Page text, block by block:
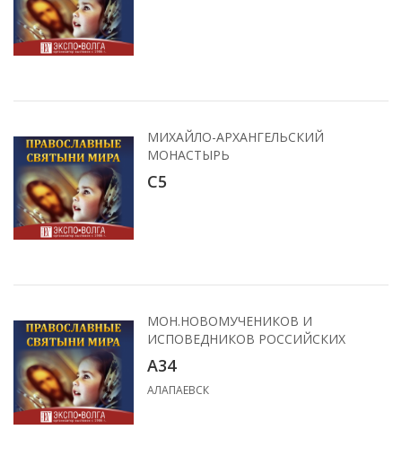
МИХАЙЛО-АРХАНГЕЛЬСКИЙ
МОНАСТЫРЬ
C5
МОН.НОВОМУЧЕНИКОВ И
ИСПОВЕДНИКОВ РОССИЙСКИХ
А34
АЛАПАЕВСК